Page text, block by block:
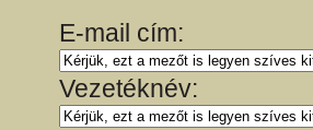
E-mail cím:
Vezetéknév: